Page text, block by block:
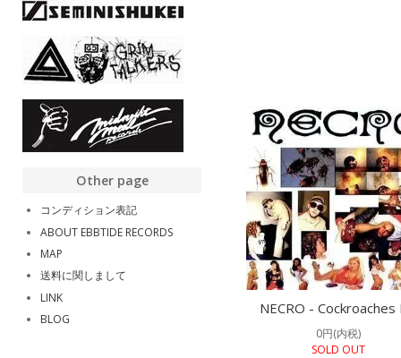
NECRO - Cockroaches
0円(内税)
SOLD OUT
Other page
コンディション表記
ABOUT EBBTIDE RECORDS
MAP
送料に関しまして
LINK
BLOG